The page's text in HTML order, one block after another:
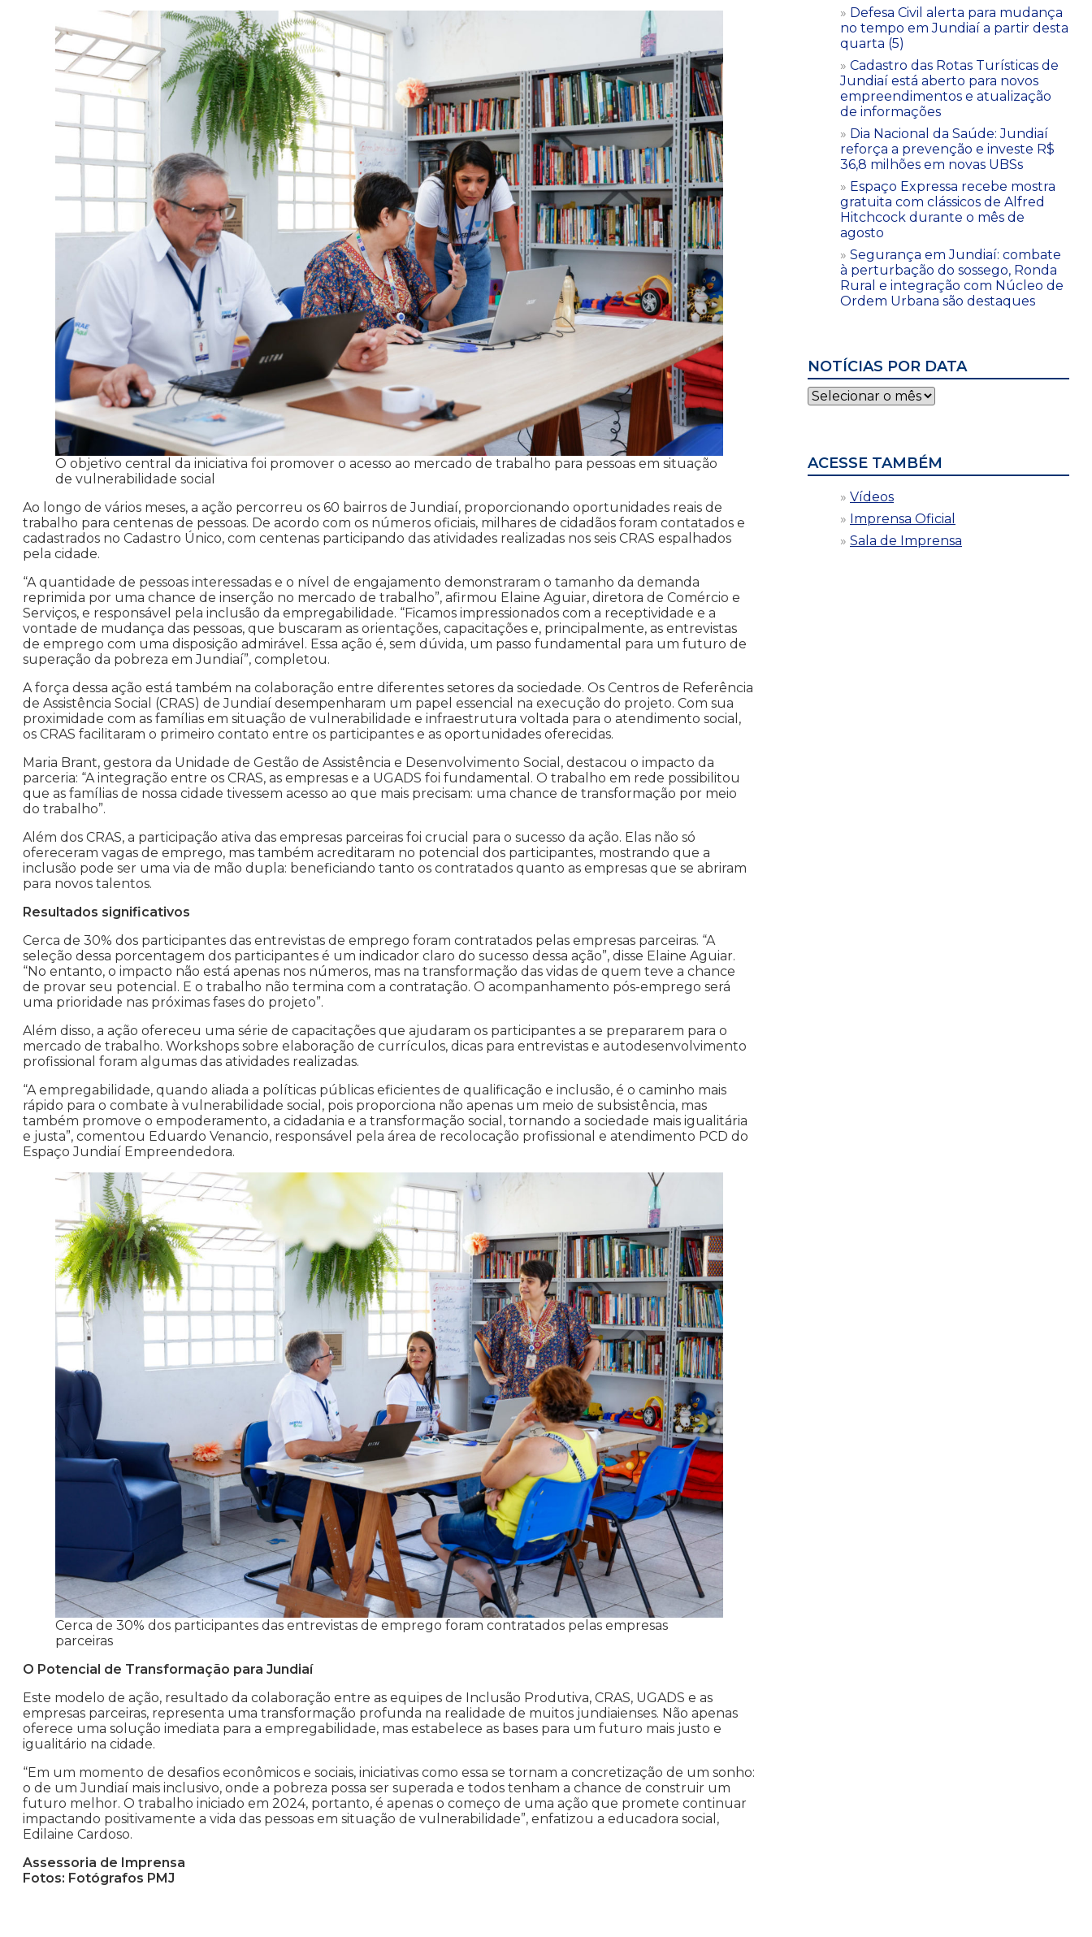
O objetivo central da iniciativa foi promover o acesso ao mercado de trabalho para pessoas em situação
de vulnerabilidade social
Ao longo de vários meses, a ação percorreu os 60 bairros de Jundiaí, proporcionando oportunidades reais de
trabalho para centenas de pessoas. De acordo com os números oficiais, milhares de cidadãos foram contatados e
cadastrados no Cadastro Único, com centenas participando das atividades realizadas nos seis CRAS espalhados
pela cidade.
“A quantidade de pessoas interessadas e o nível de engajamento demonstraram o tamanho da demanda
reprimida por uma chance de inserção no mercado de trabalho”, afirmou Elaine Aguiar, diretora de Comércio e
Serviços, e responsável pela inclusão da empregabilidade. “Ficamos impressionados com a receptividade e a
vontade de mudança das pessoas, que buscaram as orientações, capacitações e, principalmente, as entrevistas
de emprego com uma disposição admirável. Essa ação é, sem dúvida, um passo fundamental para um futuro de
superação da pobreza em Jundiaí”, completou.
A força dessa ação está também na colaboração entre diferentes setores da sociedade. Os Centros de Referência
de Assistência Social (CRAS) de Jundiaí desempenharam um papel essencial na execução do projeto. Com sua
proximidade com as famílias em situação de vulnerabilidade e infraestrutura voltada para o atendimento social,
os CRAS facilitaram o primeiro contato entre os participantes e as oportunidades oferecidas.
Maria Brant, gestora da Unidade de Gestão de Assistência e Desenvolvimento Social, destacou o impacto da
parceria: “A integração entre os CRAS, as empresas e a UGADS foi fundamental. O trabalho em rede possibilitou
que as famílias de nossa cidade tivessem acesso ao que mais precisam: uma chance de transformação por meio
do trabalho”.
Além dos CRAS, a participação ativa das empresas parceiras foi crucial para o sucesso da ação. Elas não só
ofereceram vagas de emprego, mas também acreditaram no potencial dos participantes, mostrando que a
inclusão pode ser uma via de mão dupla: beneficiando tanto os contratados quanto as empresas que se abriram
para novos talentos.
Resultados significativos
Cerca de 30% dos participantes das entrevistas de emprego foram contratados pelas empresas parceiras. “A
seleção dessa porcentagem dos participantes é um indicador claro do sucesso dessa ação”, disse Elaine Aguiar.
“No entanto, o impacto não está apenas nos números, mas na transformação das vidas de quem teve a chance
de provar seu potencial. E o trabalho não termina com a contratação. O acompanhamento pós-emprego será
uma prioridade nas próximas fases do projeto”.
Além disso, a ação ofereceu uma série de capacitações que ajudaram os participantes a se prepararem para o
mercado de trabalho. Workshops sobre elaboração de currículos, dicas para entrevistas e autodesenvolvimento
profissional foram algumas das atividades realizadas.
“A empregabilidade, quando aliada a políticas públicas eficientes de qualificação e inclusão, é o caminho mais
rápido para o combate à vulnerabilidade social, pois proporciona não apenas um meio de subsistência, mas
também promove o empoderamento, a cidadania e a transformação social, tornando a sociedade mais igualitária
e justa”, comentou Eduardo Venancio, responsável pela área de recolocação profissional e atendimento PCD do
Espaço Jundiaí Empreendedora.
Cerca de 30% dos participantes das entrevistas de emprego foram contratados pelas empresas
parceiras
O Potencial de Transformação para Jundiaí
Este modelo de ação, resultado da colaboração entre as equipes de Inclusão Produtiva, CRAS, UGADS e as
empresas parceiras, representa uma transformação profunda na realidade de muitos jundiaienses. Não apenas
oferece uma solução imediata para a empregabilidade, mas estabelece as bases para um futuro mais justo e
igualitário na cidade.
“Em um momento de desafios econômicos e sociais, iniciativas como essa se tornam a concretização de um sonho:
o de um Jundiaí mais inclusivo, onde a pobreza possa ser superada e todos tenham a chance de construir um
futuro melhor. O trabalho iniciado em 2024, portanto, é apenas o começo de uma ação que promete continuar
impactando positivamente a vida das pessoas em situação de vulnerabilidade”, enfatizou a educadora social,
Edilaine Cardoso.
Assessoria de Imprensa
Fotos: Fotógrafos PMJ
Defesa Civil alerta para mudança
no tempo em Jundiaí a partir desta
quarta (5)
Cadastro das Rotas Turísticas de
Jundiaí está aberto para novos
empreendimentos e atualização
de informações
Dia Nacional da Saúde: Jundiaí
reforça a prevenção e investe R$
36,8 milhões em novas UBSs
Espaço Expressa recebe mostra
gratuita com clássicos de Alfred
Hitchcock durante o mês de
agosto
Segurança em Jundiaí: combate
à perturbação do sossego, Ronda
Rural e integração com Núcleo de
Ordem Urbana são destaques
NOTÍCIAS POR DATA
Notícias
por
ACESSE TAMBÉM
Vídeos
Imprensa Oficial
Sala de Imprensa